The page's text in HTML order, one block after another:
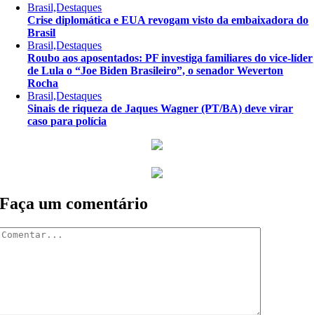
Brasil,Destaques
Crise diplomática e EUA revogam visto da embaixadora do
Brasil
Brasil,Destaques
Roubo aos aposentados: PF investiga familiares do vice-líder
de Lula o “Joe Biden Brasileiro”, o senador Weverton
Rocha
Brasil,Destaques
Sinais de riqueza de Jaques Wagner (PT/BA) deve virar
caso para polícia
Faça um comentário